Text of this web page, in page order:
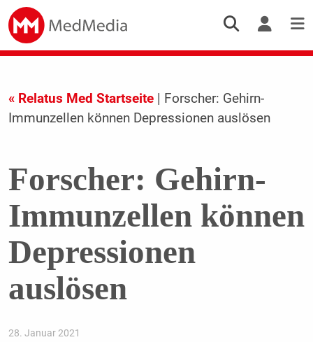
« Relatus Med Startseite| Forscher: Gehirn-
Immunzellen können Depressionen auslösen
Forscher: Gehirn-
Immunzellen können
Depressionen
auslösen
28. Januar 2021